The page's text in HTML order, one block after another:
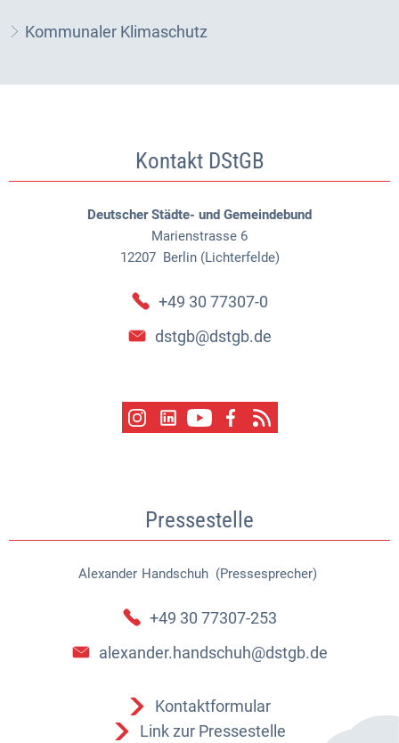
Kommunaler Klimaschutz
Kontakt DStGB
Deutscher Städte- und Gemeindebund
Marienstrasse 6
12207 Berlin (Lichterfelde)
+49 30 77307-0
dstgb@dstgb.de
Pressestelle
Alexander Handschuh (Pressesprecher)
Alexander Handschuh
+49 30 77307-253
alexander.handschuh@dstgb.de
Kontaktformular
Link zur Pressestelle